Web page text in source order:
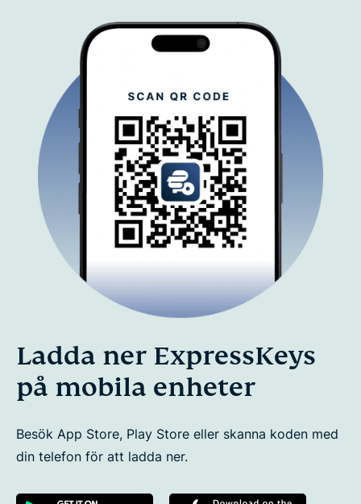
Ladda ner ExpressKeys
på mobila enheter
Besök App Store, Play Store eller skanna koden med
din telefon för att ladda ner.